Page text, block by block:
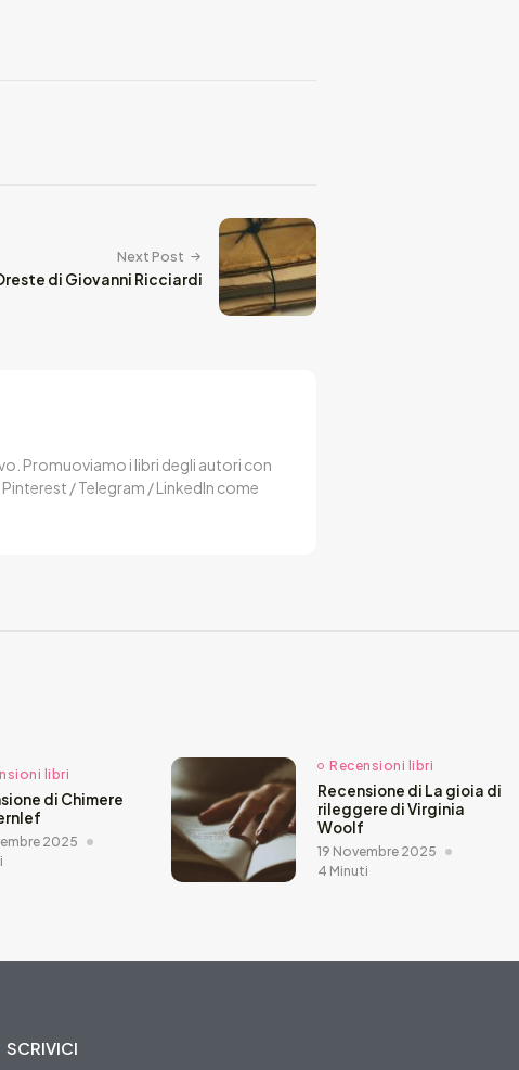
Next Post
di Giovanni Ricciardi
Promuoviamo i libri degli autori con
/ Telegram / LinkedIn come
libri
di Chimere
2025
Recensioni libri
Recensione di La gioia di
rileggere di Virginia
Woolf
19 Novembre 2025
4 Minuti
SCRIVICI